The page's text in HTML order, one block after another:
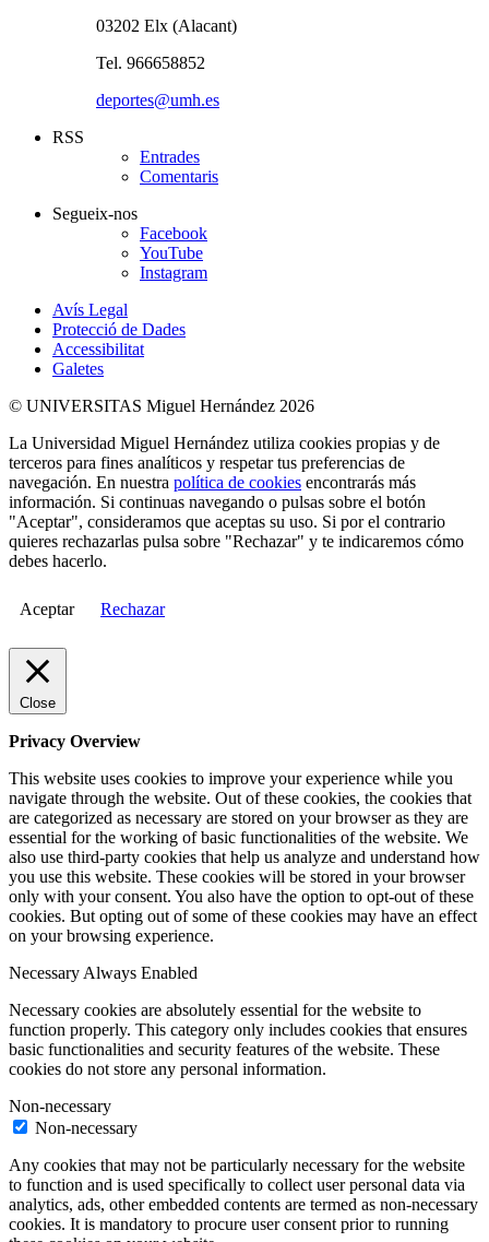
03202 Elx (Alacant)
Tel. 966658852
deportes@umh.es
RSS
Entrades
Comentaris
Segueix-nos
Facebook
YouTube
Instagram
Avís Legal
Protecció de Dades
Accessibilitat
Galetes
© UNIVERSITAS Miguel Hernández 2026
La Universidad Miguel Hernández utiliza cookies propias y de
terceros para fines analíticos y respetar tus preferencias de
navegación. En nuestra política de cookies encontrarás más
información. Si continuas navegando o pulsas sobre el botón
"Aceptar", consideramos que aceptas su uso. Si por el contrario
quieres rechazarlas pulsa sobre "Rechazar" y te indicaremos cómo
debes hacerlo.
Aceptar Rechazar
Close
Privacy Overview
This website uses cookies to improve your experience while you
navigate through the website. Out of these cookies, the cookies that
are categorized as necessary are stored on your browser as they are
essential for the working of basic functionalities of the website. We
also use third-party cookies that help us analyze and understand how
you use this website. These cookies will be stored in your browser
only with your consent. You also have the option to opt-out of these
cookies. But opting out of some of these cookies may have an effect
on your browsing experience.
Necessary Always Enabled
Necessary cookies are absolutely essential for the website to
function properly. This category only includes cookies that ensures
basic functionalities and security features of the website. These
cookies do not store any personal information.
Non-necessary
Non-necessary
Any cookies that may not be particularly necessary for the website
to function and is used specifically to collect user personal data via
analytics, ads, other embedded contents are termed as non-necessary
cookies. It is mandatory to procure user consent prior to running